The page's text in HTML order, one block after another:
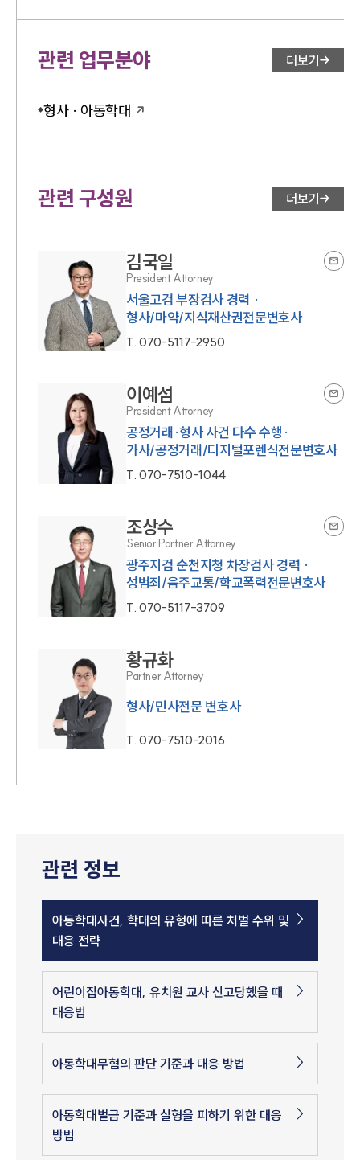
관련 업무분야 더보기
형사 · 아동학대
관련 구성원 더보기
김국일
President Attorney
서울고검 부장검사 경력 ·
형사/마약/지식재산권전문변호사
T.070-5117-2950
이예섬
President Attorney
공정거래·형사 사건 다수 수행·
가사/공정거래/디지털포렌식전문변호사
T.070-7510-1044
조상수
Senior Partner Attorney
광주지검 순천지청 차장검사 경력 ·
성범죄/음주교통/학교폭력전문변호사
T.070-5117-3709
황규화
Partner Attorney
형사/민사전문 변호사
T.070-7510-2016
관련 정보
아동학대사건, 학대의 유형에 따른 처벌 수위 및
대응 전략
어린이집아동학대, 유치원 교사 신고당했을 때
대응법
아동학대무혐의 판단 기준과 대응 방법
아동학대벌금 기준과 실형을 피하기 위한 대응
방법